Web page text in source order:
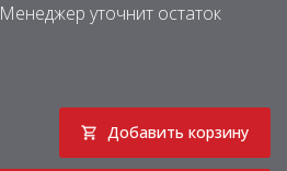
Менеджер уточнит остаток
Добавить корзину